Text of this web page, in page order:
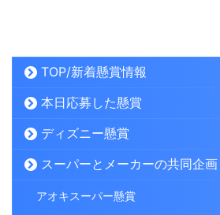
TOP/新着懸賞情報
本日応募した懸賞
ディズニー懸賞
スーパーとメーカーの共同企画
アオキスーパー懸賞